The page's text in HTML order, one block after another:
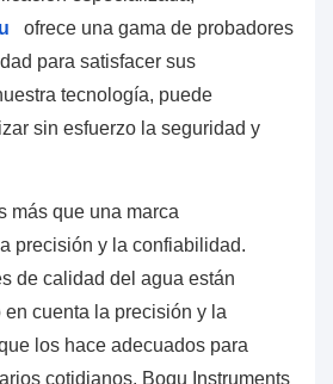
ofrece una gama de probadores
para satisfacer sus
tecnología, puede
sin esfuerzo la seguridad y
más que una marca
precisión y la confiabilidad.
de calidad del agua están
cuenta la precisión y la
los hace adecuados para
cotidianos. Boqu Instruments